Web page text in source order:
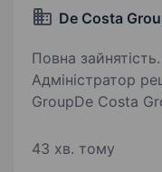
De Costa
Повна
Адміністратор
GroupDe Costa
професіоналізм,
43 хв. тому